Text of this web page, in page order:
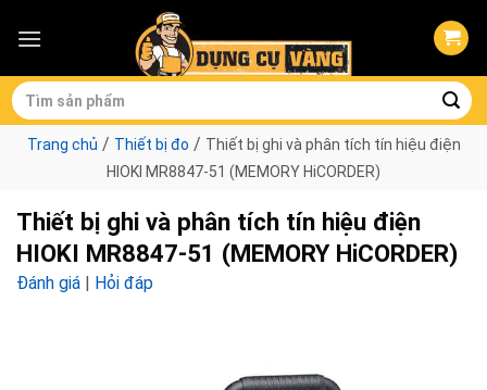
Tìm
kiếm:
Trang chủ / Thiết bị đo / Thiết bị ghi và phân tích tín hiệu điện
HIOKI MR8847-51 (MEMORY HiCORDER)
Thiết bị ghi và phân tích tín hiệu điện
HIOKI MR8847-51 (MEMORY HiCORDER)
Đánh giá | Hỏi đáp